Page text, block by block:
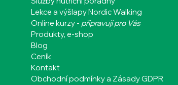
Lekce a výšlapy Nordic Walking
Online kurzy - připravuji pro Vás
Produkty, e-shop
Blog
Ceník
Kontakt
Obchodní podmínky a Zásady GDPR